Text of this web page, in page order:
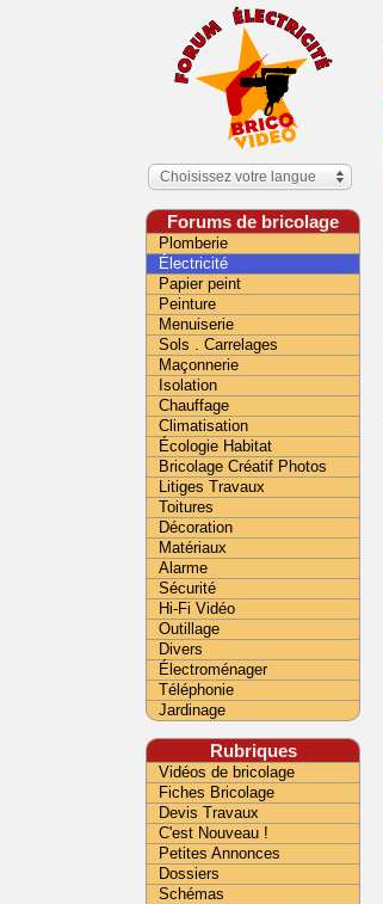
Choisissez votre langue
Forums de bricolage
Plomberie
Électricité
Papier peint
Peinture
Menuiserie
Sols . Carrelages
Maçonnerie
Isolation
Chauffage
Climatisation
Écologie Habitat
Bricolage Créatif Photos
Litiges Travaux
Toitures
Décoration
Matériaux
Alarme
Sécurité
Hi-Fi Vidéo
Outillage
Divers
Électroménager
Téléphonie
Jardinage
Rubriques
Vidéos de bricolage
Fiches Bricolage
Devis Travaux
C'est Nouveau !
Petites Annonces
Dossiers
Schémas